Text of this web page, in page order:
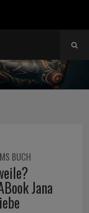
BUCH
Jana